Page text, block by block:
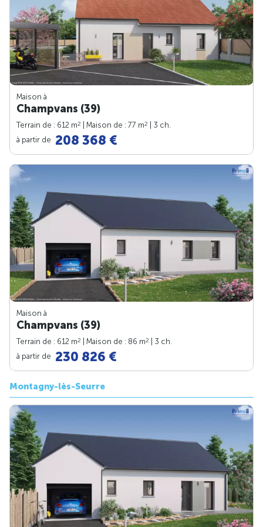
Maison à
Champvans (39)
Terrain de : 612 m2 | Maison de : 77 m2
| 3 ch.
à partir de 208 368 €
Maison à
Champvans (39)
Terrain de : 612 m2 | Maison de : 86 m2
| 3 ch.
à partir de 230 826 €
Montagny-lès-Seurre